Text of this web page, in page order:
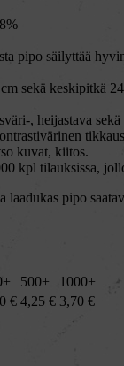
pipo säilyttää
sekä keskipitkä
, heijastava
tikkaus
kuvat, kiitos.
kpl tilauksissa,
pipo
500+
1000+
€ 4,25 € 3,70 €